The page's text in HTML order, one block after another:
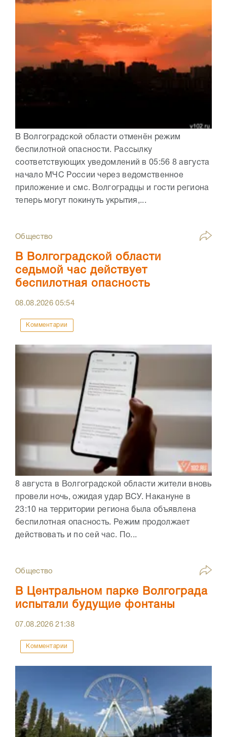
В Волгоградской области отменён режим
беспилотной опасности. Рассылку
соответствующих уведомлений в 05:56 8 августа
начало МЧС России через ведомственное
приложение и смс. Волгоградцы и гости региона
теперь могут покинуть укрытия,...
Общество
В Волгоградской области
седьмой час действует
беспилотная опасность
08.08.202605:54
Комментарии
8 августа в Волгоградской области жители вновь
провели ночь, ожидая удар ВСУ. Накануне в
23:10 на территории региона была объявлена
беспилотная опасность. Режим продолжает
действовать и по сей час. По...
Общество
В Центральном парке Волгограда
испытали будущие фонтаны
07.08.202621:38
Комментарии